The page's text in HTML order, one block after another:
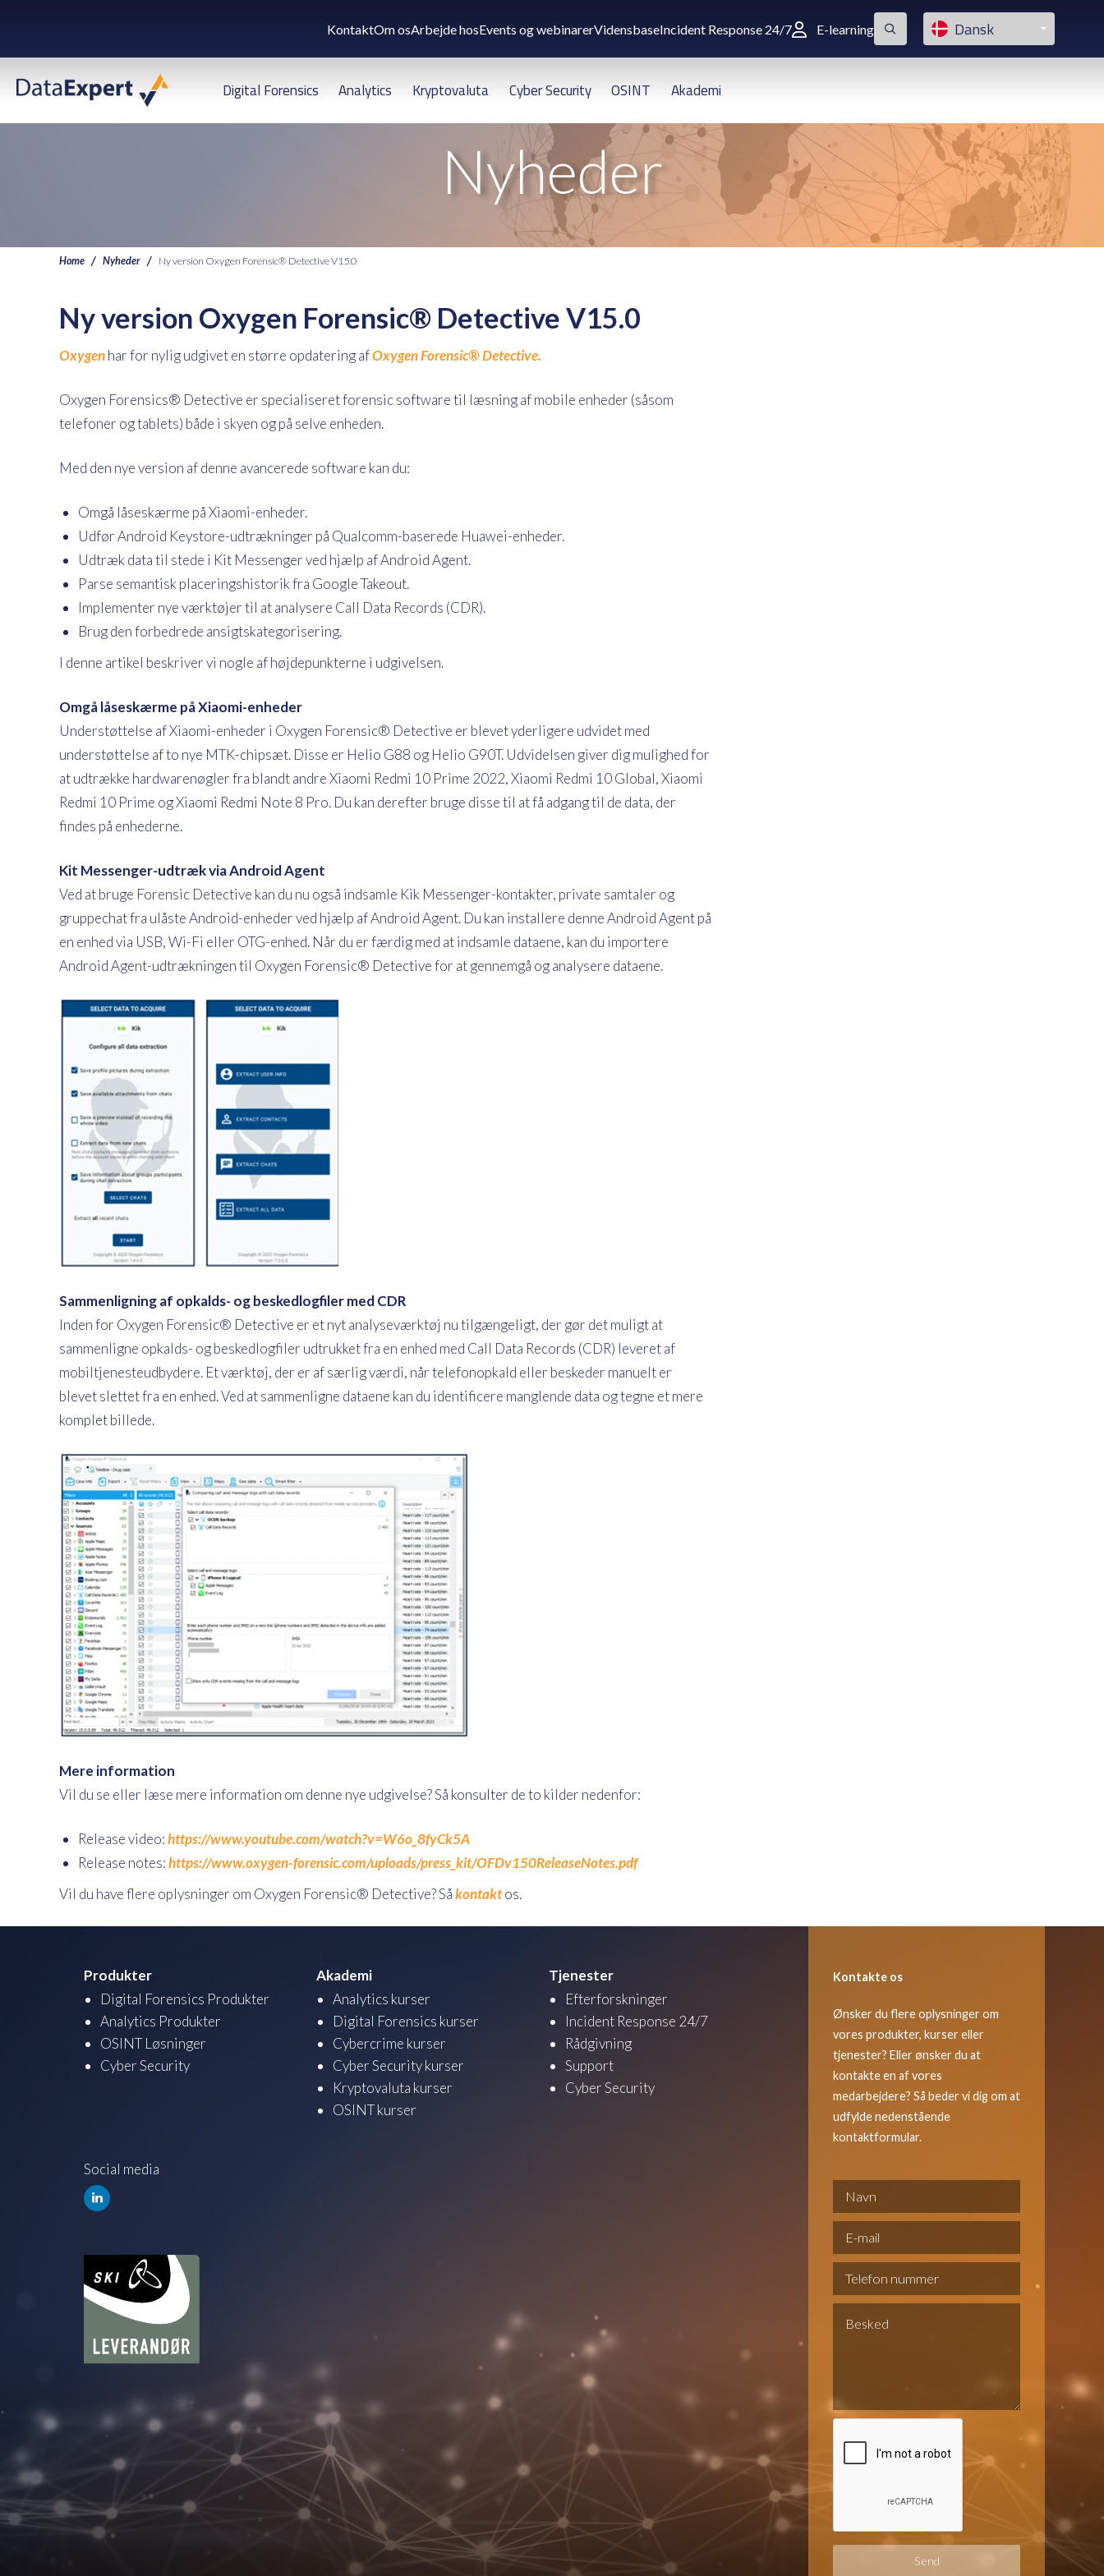
KontaktOm osArbejde hosEvents og webinarerVidensbaseIncident Response 24/7 E-learning Dansk
Digital Forensics Analytics Kryptovaluta Cyber Security OSINT Akademi
Nyheder
Home Nyheder Ny version Oxygen Forensic® Detective V15.0
Ny version Oxygen Forensic® Detective V15.0
Oxygenhar for nylig udgivet en større opdatering afOxygen Forensic®Detective.
Oxygen Forensics® Detective er specialiseret forensic software til læsning af mobile enheder (såsom
telefoner og tablets) både i skyen og på selve enheden.
Med den nye version af denne avancerede software kan du:
Omgå låseskærme på Xiaomi-enheder.
Udfør Android Keystore-udtrækninger på Qualcomm-baserede Huawei-enheder.
Udtræk data til stede i Kit Messenger ved hjælp af Android Agent.
Parse semantisk placeringshistorik fra Google Takeout.
Implementer nye værktøjer til at analysere Call Data Records (CDR).
Brug den forbedrede ansigtskategorisering.
I denne artikel beskriver vi nogle af højdepunkterne i udgivelsen.
Omgå låseskærme på Xiaomi-enheder
Understøttelse af Xiaomi-enheder i Oxygen Forensic® Detective er blevet yderligere udvidet med
understøttelse af to nye MTK-chipsæt. Disse er Helio G88 og Helio G90T. Udvidelsen giver dig mulighed for
at udtrække hardwarenøgler fra blandt andre Xiaomi Redmi 10 Prime 2022, Xiaomi Redmi 10 Global, Xiaomi
Redmi 10 Prime og Xiaomi Redmi Note 8 Pro. Du kan derefter bruge disse til at få adgang til de data, der
findes på enhederne.
Kit Messenger-udtræk via Android Agent
Ved at bruge Forensic Detective kan du nu også indsamle Kik Messenger-kontakter, private samtaler og
gruppechat fra ulåste Android-enheder ved hjælp af Android Agent. Du kan installere denne Android Agent på
en enhed via USB, Wi-Fi eller OTG-enhed. Når du er færdig med at indsamle dataene, kan du importere
Android Agent-udtrækningen til Oxygen Forensic® Detective for at gennemgå og analysere dataene.
Sammenligning af opkalds- og beskedlogfiler med CDR
Inden for Oxygen Forensic® Detective er et nyt analyseværktøj nu tilgængeligt, der gør det muligt at
sammenligne opkalds- og beskedlogfiler udtrukket fra en enhed med Call Data Records (CDR) leveret af
mobiltjenesteudbydere. Et værktøj, der er af særlig værdi, når telefonopkald eller beskeder manuelt er
blevet slettet fra en enhed. Ved at sammenligne dataene kan du identificere manglende data og tegne et mere
komplet billede.
Mere information
Vil du se eller læse mere information om denne nye udgivelse? Så konsulter de to kilder nedenfor:
Release video:https://www.youtube.com/watch?v=W6o_8fyCk5A
Release notes:https://www.oxygen-forensic.com/uploads/press_kit/OFDv150ReleaseNotes.pdf
Vil du have flere oplysninger om Oxygen Forensic® Detective? Såkontaktos.
Produkter
Digital Forensics Produkter
Analytics Produkter
OSINT Løsninger
Cyber Security
Akademi
Analytics kurser
Digital Forensics kurser
Cybercrime kurser
Cyber Security kurser
Kryptovaluta kurser
OSINT kurser
Tjenester
Efterforskninger
Incident Response 24/7
Rådgivning
Support
Cyber Security
Social media
Kontakte os
Ønsker du flere oplysninger om
vores produkter, kurser eller
tjenester? Eller ønsker du at
kontakte en af vores
medarbejdere? Så beder vi dig om at
udfylde nedenstående
kontaktformular.